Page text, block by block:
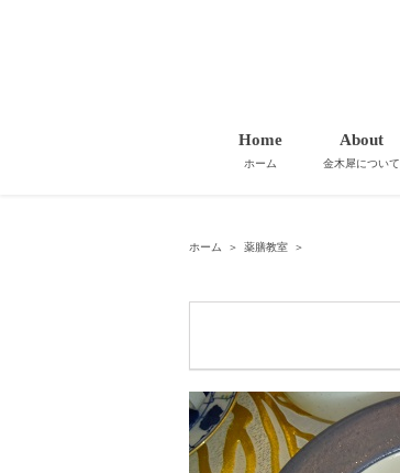
Home
ホーム
About
金木犀について
ホーム ＞ 薬膳教室 ＞